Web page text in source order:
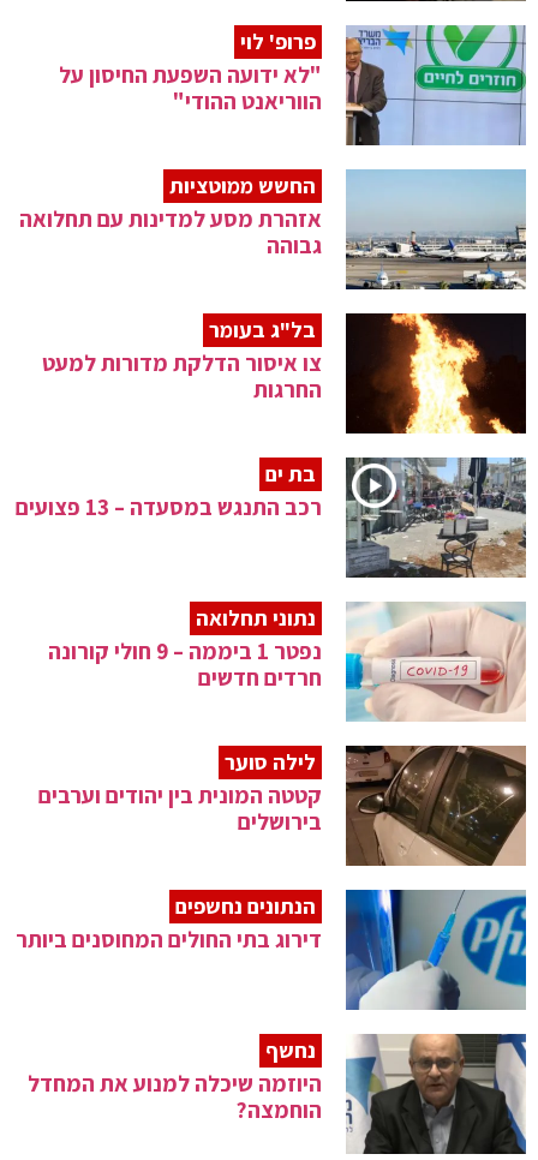
פרופ' לוי
"לא ידועה השפעת החיסון על
הווריאנט ההודי"
החשש ממוטציות
אזהרת מסע למדינות עם תחלואה
גבוהה
בל"ג בעומר
צו איסור הדלקת מדורות למעט
החרגות
בת ים
רכב התנגש במסעדה – 13 פצועים
נתוני תחלואה
נפטר 1 ביממה – 9 חולי קורונה
חרדים חדשים
לילה סוער
קטטה המונית בין יהודים וערבים
בירושלים
הנתונים נחשפים
דירוג בתי החולים המחוסנים ביותר
נחשף
היוזמה שיכלה למנוע את המחדל
הוחמצה?